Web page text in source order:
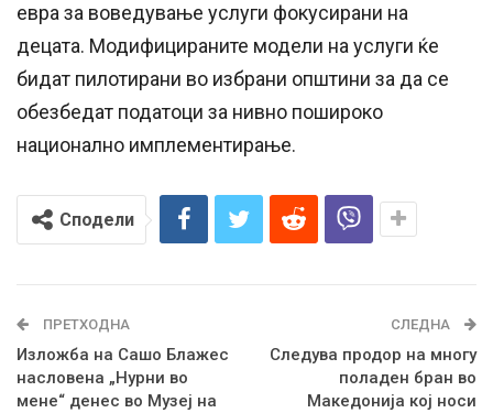
евра за воведување услуги фокусирани на
децата. Модифицираните модели на услуги ќе
бидат пилотирани во избрани општини за да се
обезбедат податоци за нивно пошироко
национално имплементирање.
Сподели
ПРЕТХОДНА
Изложба на Сашо Блажес
насловена „Нурни во
мене“ денес во Музеј на
СЛЕДНА
Следува продор на многу
поладен бран во
Македонија кој носи